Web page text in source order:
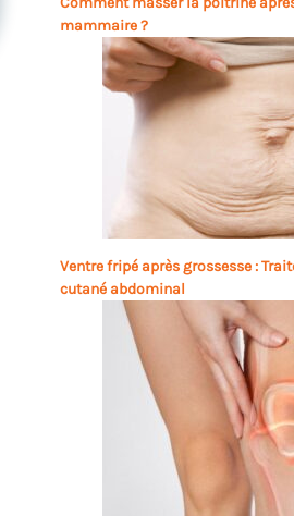
mammaire ?
Ventre fripé après grossesse :
cutané abdominal